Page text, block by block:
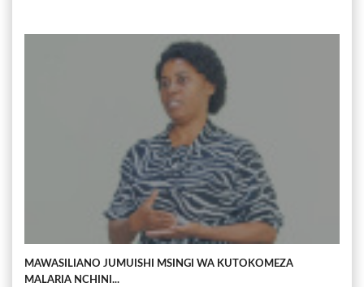
MAWASILIANO JUMUISHI MSINGI WA KUTOKOMEZA
MALARIA NCHINI...